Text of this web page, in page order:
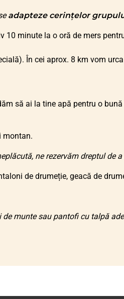
adapteze cerințelor
minute la o oră de mers
În cei aprox. 8 km vom
să ai la tine apă pentru o
montan.
ne rezervăm dreptul de
de drumeție, geacă de
de munte sau pantofi cu talpă